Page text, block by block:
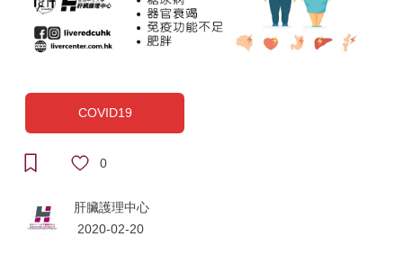
COVID19
0
肝臟護理中心
2020-02-20